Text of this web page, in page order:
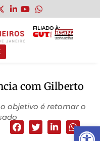
Abrir
FILIADO À:
com Gilberto
objetivo é retomar o